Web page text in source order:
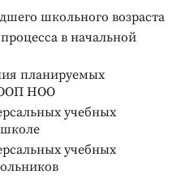
школьного возраста
в начальной
планируемых
ООП НОО
учебных
учебных